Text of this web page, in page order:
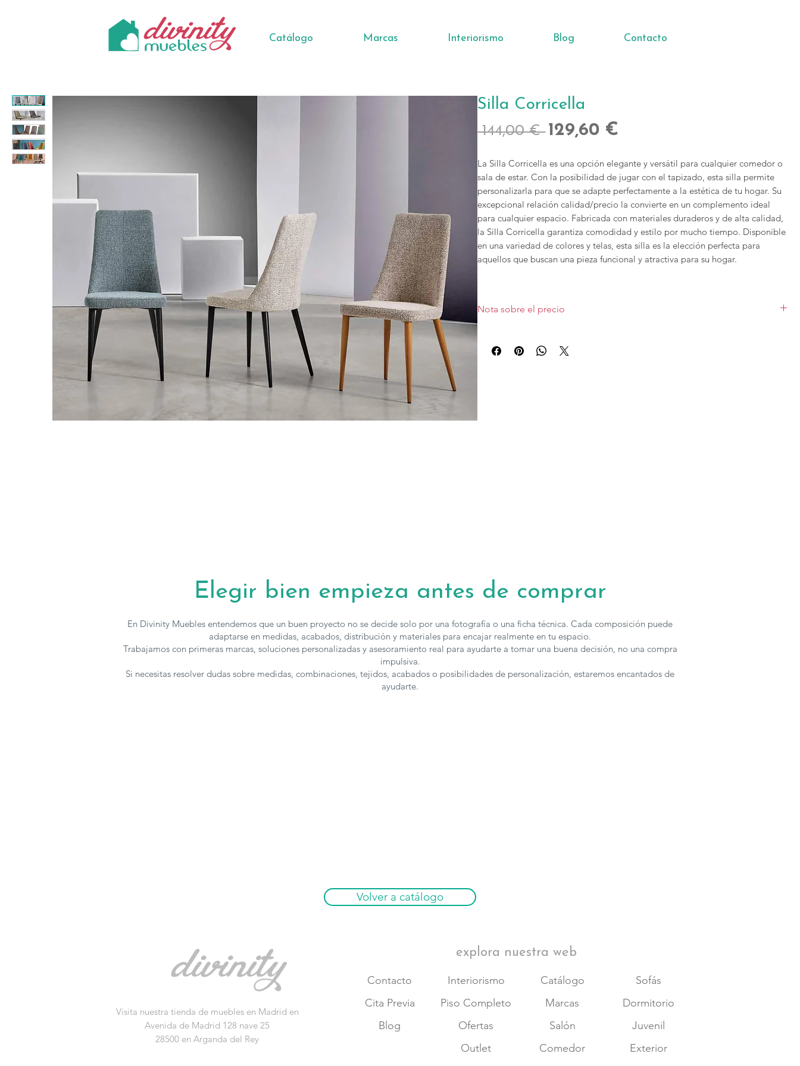
Catálogo Marcas Interiorismo Blog Contacto
Silla Corricella
144,00 € Precio
129,60 €
oferta
La Silla Corricella es una opción elegante y versátil para cualquier comedor o
sala de estar. Con la posibilidad de jugar con el tapizado, esta silla permite
personalizarla para que se adapte perfectamente a la estética de tu hogar. Su
excepcional relación calidad/precio la convierte en un complemento ideal
para cualquier espacio. Fabricada con materiales duraderos y de alta calidad,
la Silla Corricella garantiza comodidad y estilo por mucho tiempo. Disponible
en una variedad de colores y telas, esta silla es la elección perfecta para
aquellos que buscan una pieza funcional y atractiva para su hogar.
Nota sobre el precio
incremento. Tapizado promoción.
Precio para 4 sillas o más, para menos unidades hay que añadir 60€ de recargo.
Elegir bien empieza antes de comprar
En Divinity Muebles entendemos que un buen proyecto no se decide solo por una fotografía o una ficha técnica. Cada composición puede
adaptarse en medidas, acabados, distribución y materiales para encajar realmente en tu espacio.
Trabajamos con primeras marcas, soluciones personalizadas y asesoramiento real para ayudarte a tomar una buena decisión, no una compra
impulsiva.
Si necesitas resolver dudas sobre medidas, combinaciones, tejidos, acabados o posibilidades de personalización, estaremos encantados de
ayudarte.
Volver a catálogo
Visita nuestra tienda de muebles en Madrid en
Avenida de Madrid 128 nave 25
28500 en Arganda del Rey
Contacto
Cita Previa
Blog
Interiorismo
Piso Completo
Ofertas
Outlet
Catálogo
Marcas
Salón
Comedor
explora nuestra web
Sofás
Dormitorio
Juvenil
Exterior